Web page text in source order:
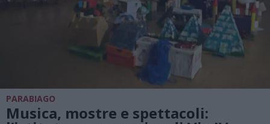
PARABIAGO
Musica, mostre e spettacoli: